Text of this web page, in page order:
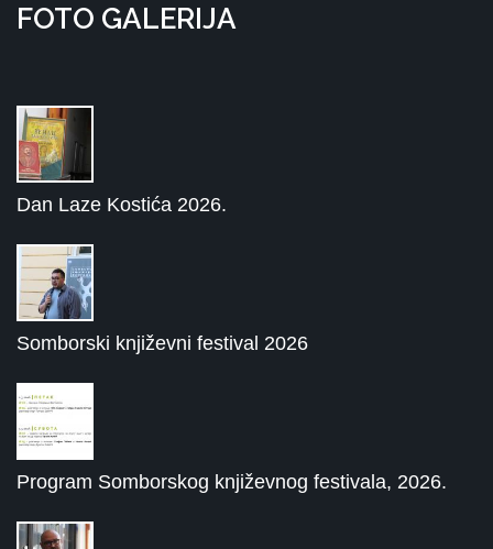
FOTO GALERIJA
Dan Laze Kostića 2026.
Somborski književni festival 2026
Program Somborskog književnog festivala, 2026.